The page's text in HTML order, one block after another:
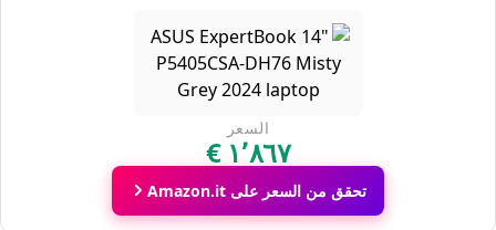
السعر
‏١٬٨٦٧ €
تحقق من السعر على Amazon.it